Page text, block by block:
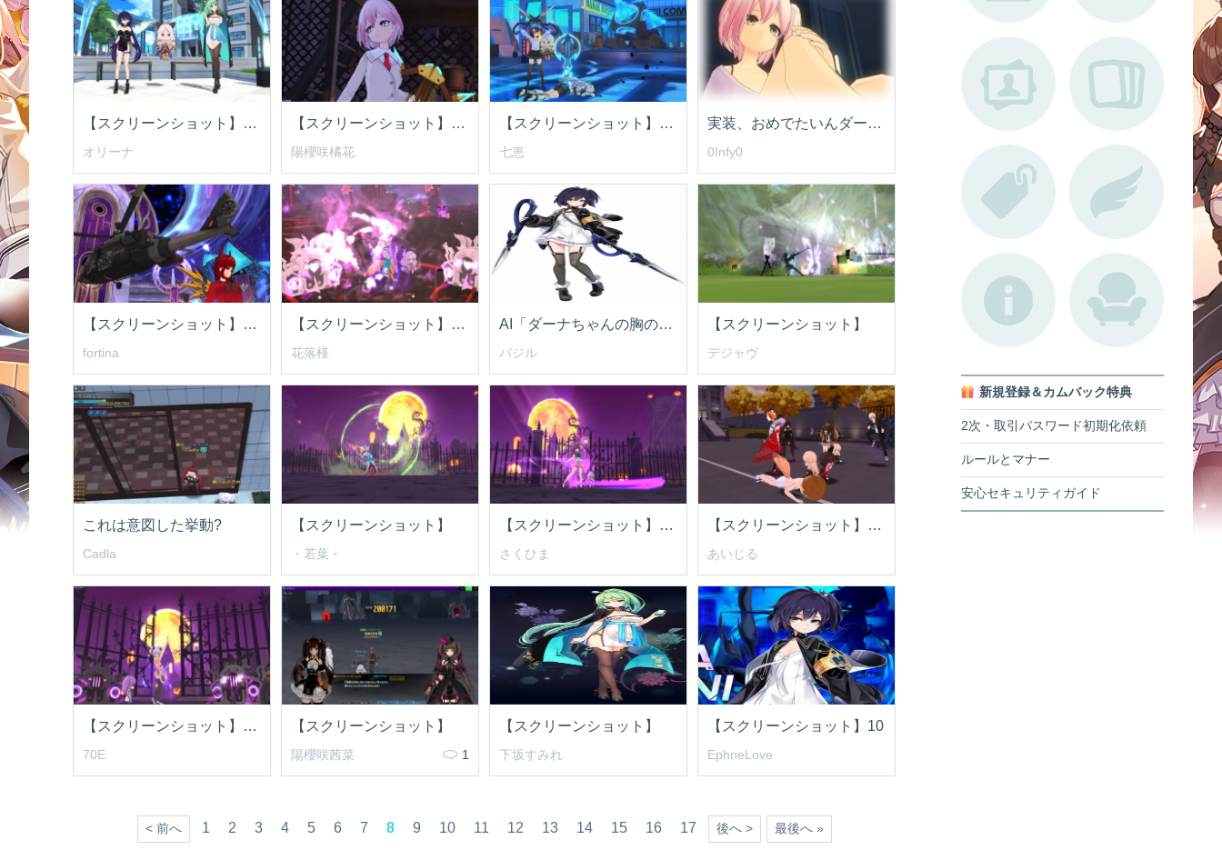
【スクリーンショット】新規なキャラ達？
オリーナ
【スクリーンショット】ダーナ実装おめでとうです(´▽｀*)
陽櫻咲橘花
【スクリーンショット】獲ったどー！
七恵
実装、おめでたいんダーナ！
0Infy0
【スクリーンショット】天翔ける朝鳥
fortina
【スクリーンショット】omo
花落槿
AI「ダーナちゃんの胸の大きくしろって？」
バジル
【スクリーンショット】
デジャヴ
これは意図した挙動?
Cadla
【スクリーンショット】
・若葉・
【スクリーンショット】招待状
さくひま
【スクリーンショット】ダーナ・オ○ニー
あいじる
【スクリーンショット】ハッピーハロウィン!!!
70E
【スクリーンショット】
陽櫻咲茜菜 1
【スクリーンショット】
下坂すみれ
【スクリーンショット】10
EphneLove
< 前へ 1 2 3 4 5 6 7 8 9 10 11 12 13 14 15 16 17 後へ > 最後へ »
新規登録＆カムバック特典
2次・取引パスワード初期化依頼
ルールとマナー
安心セキュリティガイド